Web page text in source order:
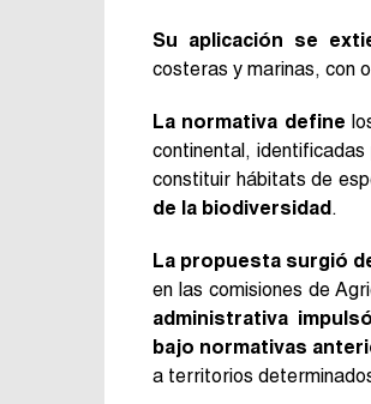
Su aplicación se
costeras y marinas, con
La normativa define
continental,
constituir hábitats de
de la biodiversidad.
La propuesta surgió
en las comisiones de
administrativa
bajo normativas
a territorios